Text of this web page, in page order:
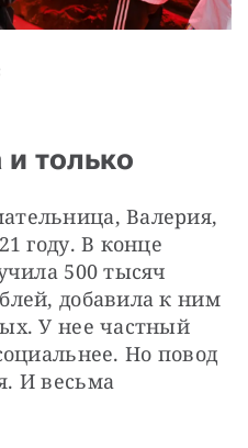
только
Валерия,
году. В конце
500 тысяч
добавила к ним
У нее частный
Но повод
И весьма